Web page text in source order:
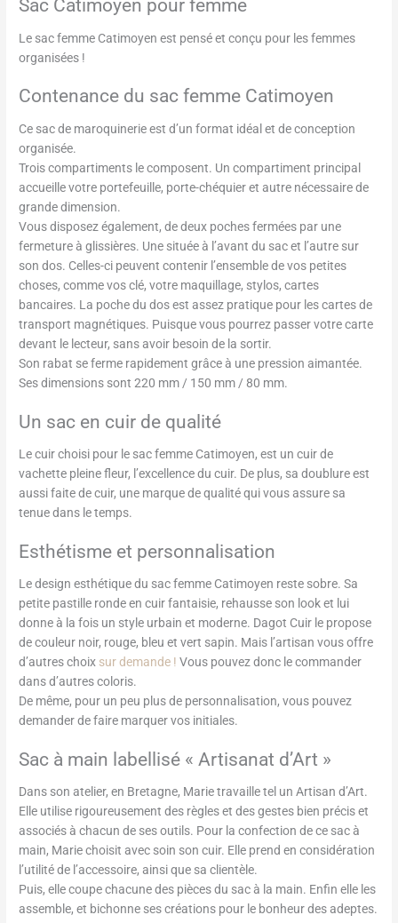
Sac Catimoyen pour femme
Le sac femme Catimoyen est pensé et conçu pour les femmes
organisées !
Contenance du sac femme Catimoyen
Ce sac de maroquinerie est d’un format idéal et de conception
organisée.
Trois compartiments le composent. Un compartiment principal
accueille votre portefeuille, porte-chéquier et autre nécessaire de
grande dimension.
Vous disposez également, de deux poches fermées par une
fermeture à glissières. Une située à l’avant du sac et l’autre sur
son dos. Celles-ci peuvent contenir l’ensemble de vos petites
choses, comme vos clé, votre maquillage, stylos, cartes
bancaires. La poche du dos est assez pratique pour les cartes de
transport magnétiques. Puisque vous pourrez passer votre carte
devant le lecteur, sans avoir besoin de la sortir.
Son rabat se ferme rapidement grâce à une pression aimantée.
Ses dimensions sont 220 mm / 150 mm / 80 mm.
Un sac en cuir de qualité
Le cuir choisi pour le sac femme Catimoyen, est un cuir de
vachette pleine fleur, l’excellence du cuir. De plus, sa doublure est
aussi faite de cuir, une marque de qualité qui vous assure sa
tenue dans le temps.
Esthétisme et personnalisation
Le design esthétique du sac femme Catimoyen reste sobre. Sa
petite pastille ronde en cuir fantaisie, rehausse son look et lui
donne à la fois un style urbain et moderne. Dagot Cuir le propose
de couleur noir, rouge, bleu et vert sapin. Mais l’artisan vous offre
d’autres choix sur demande ! Vous pouvez donc le commander
dans d’autres coloris.
De même, pour un peu plus de personnalisation, vous pouvez
demander de faire marquer vos initiales.
Sac à main labellisé « Artisanat d’Art »
Dans son atelier, en Bretagne, Marie travaille tel un Artisan d’Art.
Elle utilise rigoureusement des règles et des gestes bien précis et
associés à chacun de ses outils. Pour la confection de ce sac à
main, Marie choisit avec soin son cuir. Elle prend en considération
l’utilité de l’accessoire, ainsi que sa clientèle.
Puis, elle coupe chacune des pièces du sac à la main. Enfin elle les
assemble, et bichonne ses créations pour le bonheur des adeptes.